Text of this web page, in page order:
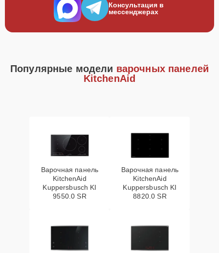
Консультация в
мессенджерах
Популярные модели варочных панелей
KitchenAid
Варочная панель
KitchenAid
Kuppersbusch KI
9550.0 SR
Варочная панель
KitchenAid
Kuppersbusch KI
8820.0 SR